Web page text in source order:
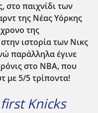
στο παιχνίδι των
της Νέας Υόρκης
της
ιστορία των Νικς
παράλληλα έγινε
στο ΝΒΑ, που
με 5/5 τρίποντα!
Knicks